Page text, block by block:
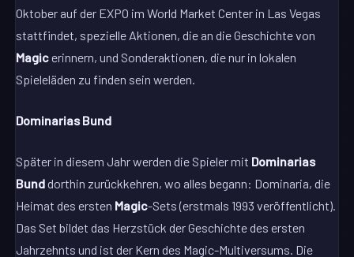
Oktober auf der EXPO im World Market Center in Las Vegas
stattfindet, spezielle Aktionen, die an die Geschichte von
Magicerinnern, und Sonderaktionen, die nur in lokalen
Spieleläden zu finden sein werden.
Dominarias Bund
Später in diesem Jahr werden die Spieler mit Dominarias
Bunddorthin zurückkehren, wo alles begann: Dominaria, die
Heimat des ersten Magic-Sets (erstmals 1993 veröffentlicht).
Das Set bildet das Herzstück der Geschichte des ersten
Jahrzehnts und ist der Kern des Magic-Multiversums. Die